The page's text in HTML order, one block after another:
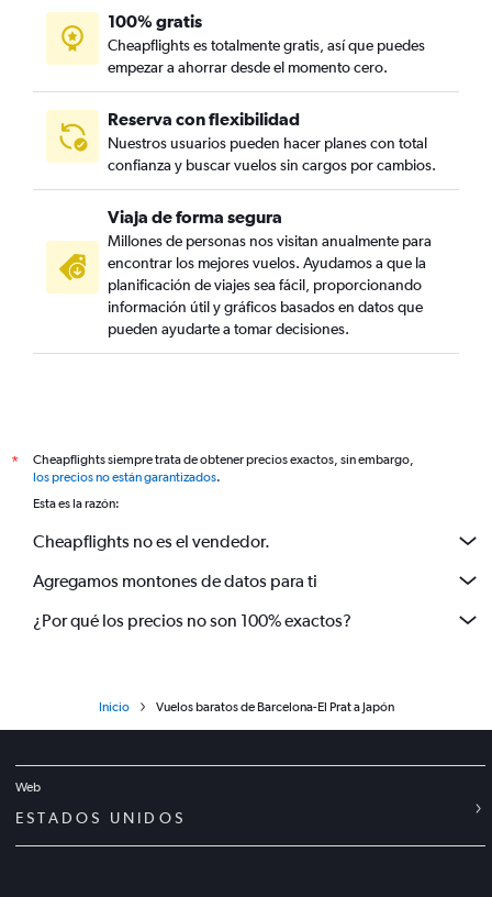
100% gratis
Cheapflights es totalmente gratis, así que puedes
empezar a ahorrar desde el momento cero.
Reserva con flexibilidad
Nuestros usuarios pueden hacer planes con total
confianza y buscar vuelos sin cargos por cambios.
Viaja de forma segura
Millones de personas nos visitan anualmente para
encontrar los mejores vuelos. Ayudamos a que la
planificación de viajes sea fácil, proporcionando
información útil y gráficos basados en datos que
pueden ayudarte a tomar decisiones.
*
Cheapflights siempre trata de obtener precios exactos, sin embargo,
los precios no están garantizados.
Esta es la razón:
Cheapflights no es el vendedor.
Agregamos montones de datos para ti
¿Por qué los precios no son 100% exactos?
Inicio Vuelos baratos de Barcelona-El Prat a Japón
Web
ESTADOS UNIDOS